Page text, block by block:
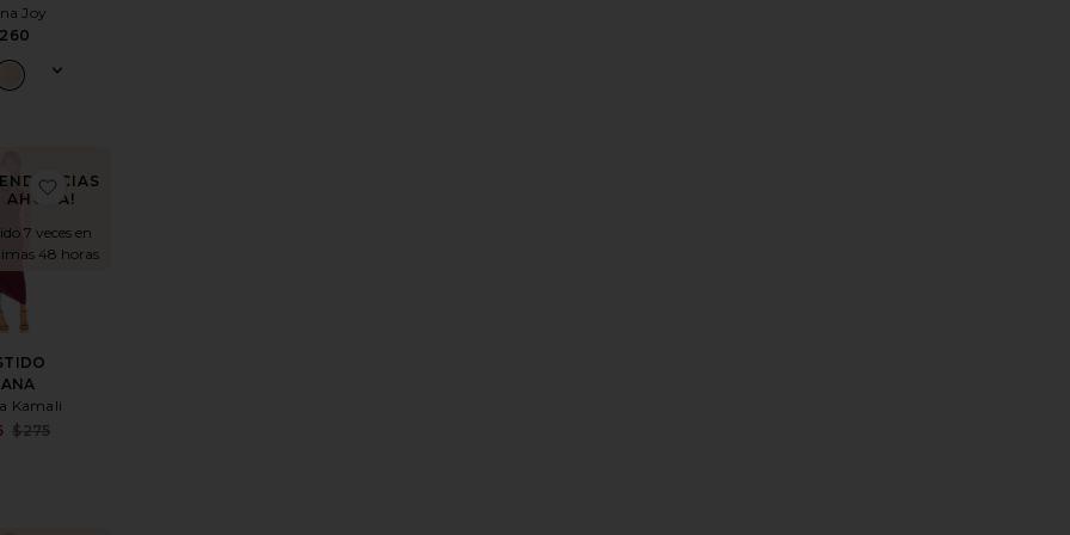
Joy
CAMILLELEO
AHORA!
7 veces en
48 horas
Kamali
$275
favoritoVESTIDO DIANA